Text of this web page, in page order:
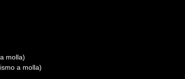
molla)
a molla)